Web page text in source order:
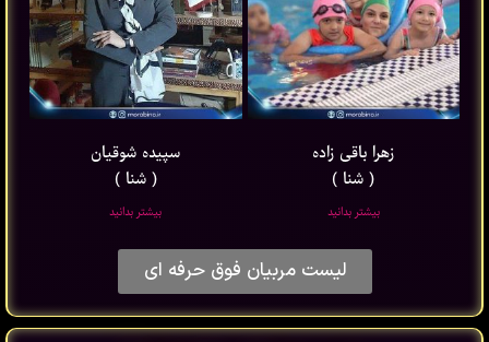
زهرا باقی ‌زاده
( شنا )
بیشتر بدانید
سپیده شوقیان
( شنا )
بیشتر بدانید
لیست مربیان فوق حرفه ای